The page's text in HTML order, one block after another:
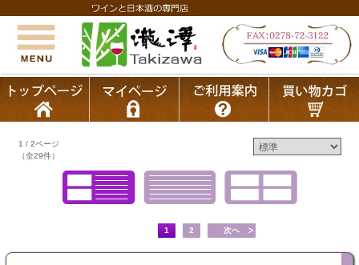
1 / 2ページ
（全29件）
1 2 次へ